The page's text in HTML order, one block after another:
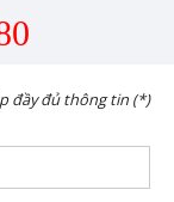
đầy đủ thông tin (*)